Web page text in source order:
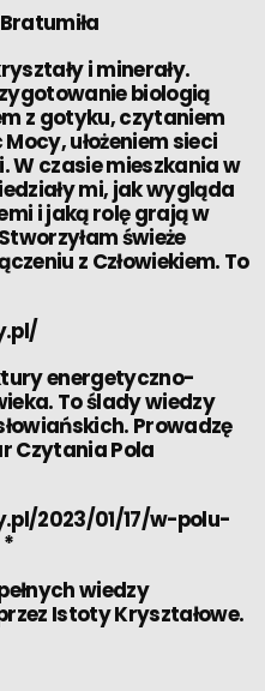
i minerały.
biologią
z gotyku, czytaniem
ułożeniem sieci
W czasie mieszkania w
mi, jak wygląda
i jaką rolę grają w
świeże
z Człowiekiem. To
energetyczno-
To ślady wiedzy
Prowadzę
Czytania Pola
2023/01/17/w-polu-
*
wiedzy
Istoty Kryształowe.